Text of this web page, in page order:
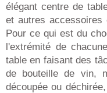
élégant centre de
et autres accessoires
Pour ce qui est du
l'extrémité de
table en faisant des
de bouteille de vin,
découpée ou